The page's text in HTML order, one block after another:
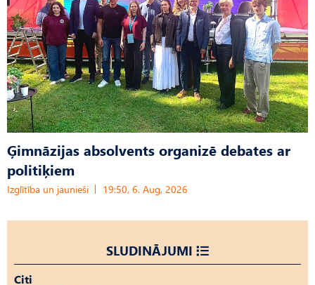
Ģimnāzijas absolvents organizē debates ar
politiķiem
Izglītība un jaunieši 19:50, 6. Aug, 2026
SLUDINĀJUMI
Citi